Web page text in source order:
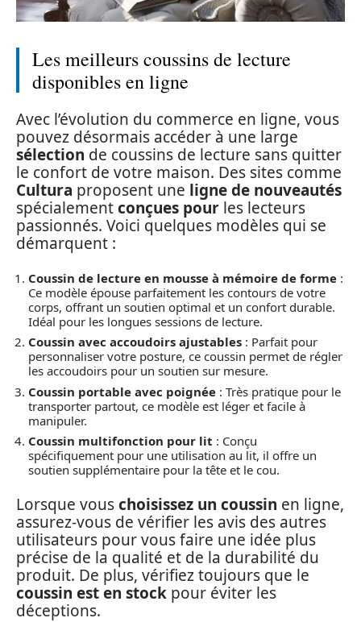
Les meilleurs coussins de lecture
disponibles en ligne
Avec l’évolution du commerce en ligne, vous
pouvez désormais accéder à une large
sélection de coussins de lecture sans quitter
le confort de votre maison. Des sites comme
Cultura proposent une ligne de nouveautés
spécialementconçues pour les lecteurs
passionnés. Voici quelques modèles qui se
démarquent :
Coussin de lecture en mousse à mémoire de forme :
Ce modèle épouse parfaitement les contours de votre
corps, offrant un soutien optimal et un confort durable.
Idéal pour les longues sessions de lecture.
Coussin avec accoudoirs ajustables : Parfait pour
personnaliser votre posture, ce coussin permet de régler
les accoudoirs pour un soutien sur mesure.
Coussin portable avec poignée : Très pratique pour le
transporter partout, ce modèle est léger et facile à
manipuler.
Coussin multifonction pour lit : Conçu
spécifiquement pour une utilisation au lit, il offre un
soutien supplémentaire pour la tête et le cou.
Lorsque vouschoisissez un coussin en ligne,
assurez-vous de vérifier les avis des autres
utilisateurs pour vous faire une idée plus
précise de la qualité et de la durabilité du
produit. De plus, vérifiez toujours que le
coussin est en stock pour éviter les
déceptions.